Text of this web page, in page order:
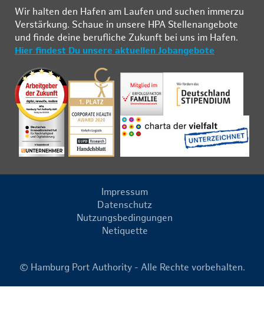
Wir hal­ten den Ha­fen am Lau­fen und su­chen im­mer­zu
Ver­stär­kung. Schau­e in un­se­re HPA Stel­len­an­ge­bo­te
und fin­de deine be­ruf­li­che Zu­kunft bei uns im Ha­fen.
Hier findest Du unsere aktuellen Jobangebote
Impressum
Datenschutz
Nutzungsbedingungen
Netiquette
© Hamburg Port Authority - Alle Rechte vorbehalten.